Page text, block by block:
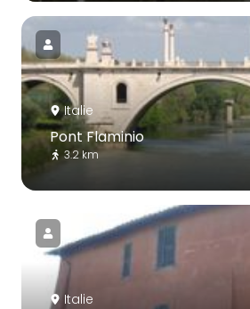
Italie
Pont Flaminio
3.2 km
Italie